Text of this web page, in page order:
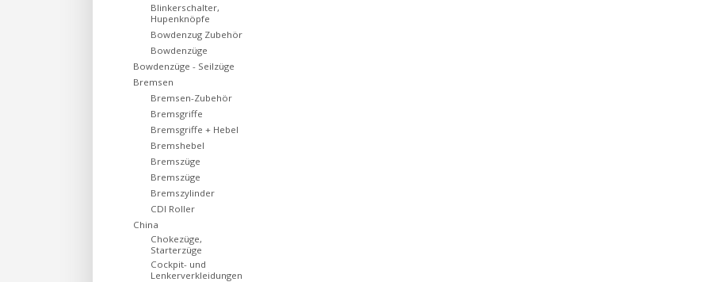
Blinkerschalter,
Hupenknöpfe
Bowdenzug Zubehör
Bowdenzüge
Bowdenzüge - Seilzüge
Bremsen
Bremsen-Zubehör
Bremsgriffe
Bremsgriffe + Hebel
Bremshebel
Bremszüge
Bremszüge
Bremszylinder
CDI Roller
China
Chokezüge,
Starterzüge
Cockpit- und
Lenkerverkleidungen